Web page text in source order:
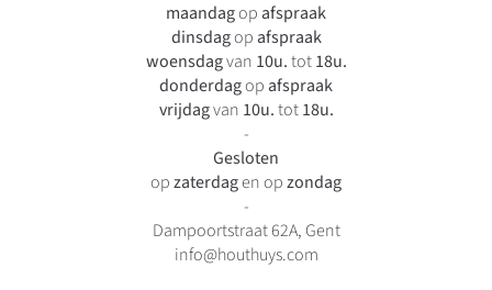
maandagop afspraak
dinsdagop afspraak
woensdagvan 10u.tot18u.
donderdagop afspraak
vrijdagvan 10u.tot18u.
-
Gesloten
opzaterdagen opzondag
-
Dampoortstraat 62A, Gent
info@houthuys.com